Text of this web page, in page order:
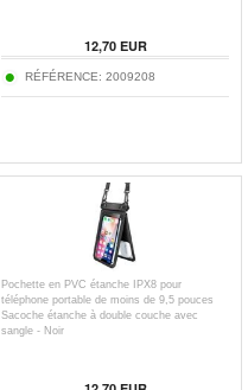
12,70EUR
RÉFÉRENCE: 2009208
Pochette en PVC étanche IPX8 pour
téléphone portable de moins de 9,5 pouces
Sacoche étanche à double couche avec
sangle - Noir